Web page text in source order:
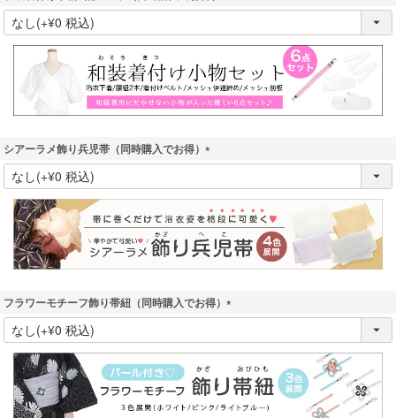
(
必
須
シアーラメ飾り兵児帯（同時購入でお得）
(
必
須
)
フラワーモチーフ飾り帯紐（同時購入でお得）
(
必
須